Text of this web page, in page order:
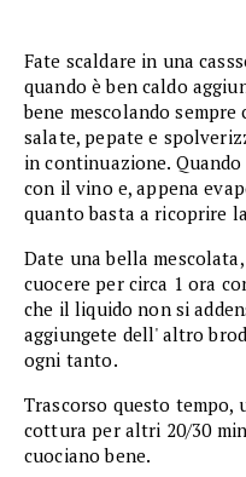
Fate scaldare in una
quando è ben caldo
bene mescolando
salate, pepate e
in continuazione.
con il vino e, appena
quanto basta a ricoprire
Date una bella
cuocere per circa 1 ora
che il liquido non si
aggiungete dell' altro
ogni tanto.
Trascorso questo
cottura per altri 20/30
cuociano bene.